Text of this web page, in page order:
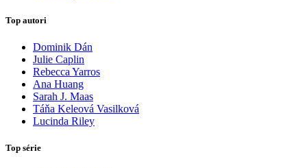
Top autori
Dominik Dán
Julie Caplin
Rebecca Yarros
Ana Huang
Sarah J. Maas
Táňa Keleová Vasilková
Lucinda Riley
Top série